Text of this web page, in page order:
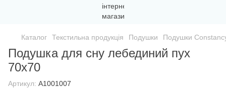
Каталог Текстильна продукція Подушки Подушки
Подушка для сну лебединий пух
70х70
Артикул: A1001007